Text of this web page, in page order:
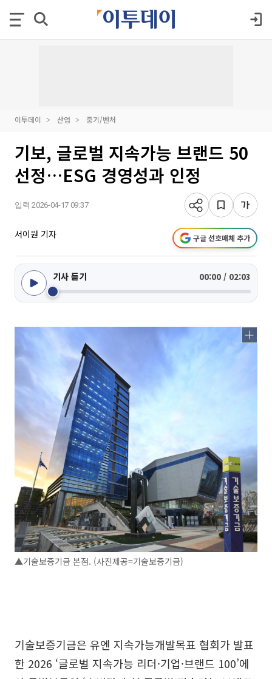
이투데이 산업 중기/벤처
기보, 글로벌 지속가능 브랜드 50
선정…ESG 경영성과 인정
입력 2026-04-17 09:37
서이원 기자 구글 선호매체 추가
기사 듣기 00:00 / 02:03
▲기술보증기금 본점. (사진제공=기술보증기금)
기술보증기금은 유엔 지속가능개발목표 협회가 발표
한 2026 ‘글로벌 지속가능 리더·기업·브랜드 100’에